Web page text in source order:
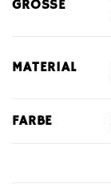
GRÖSSE
MATERIAL
FARBE